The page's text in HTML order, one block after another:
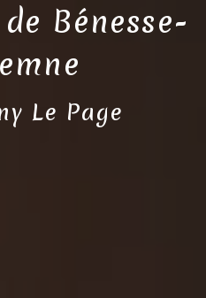
Bénesse-
Le Page